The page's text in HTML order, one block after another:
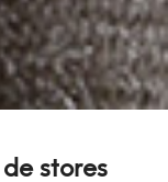
stores